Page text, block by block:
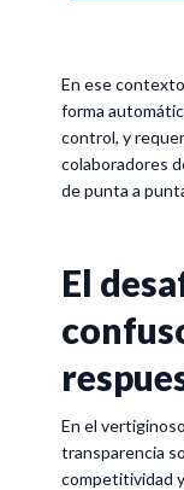
En ese
forma
control, y
colaboradores
de punta a
El
En el
transparencia
competitividad